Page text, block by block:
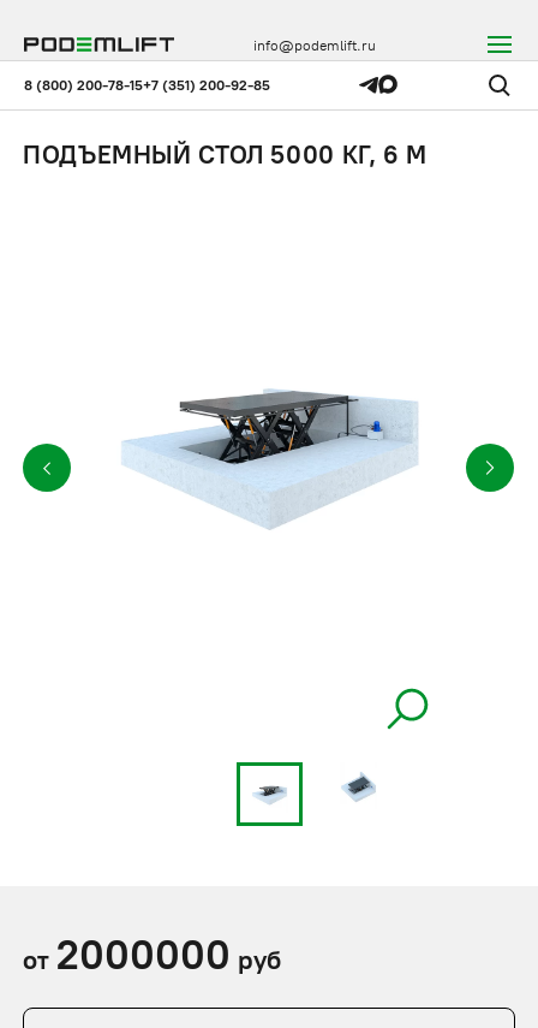
8 (800) 200-78-15+7 (351) 200-92-85
info@podemlift.ru
ПОДЪЕМНЫЙ СТОЛ 5000 КГ, 6 М
от 2000000 руб